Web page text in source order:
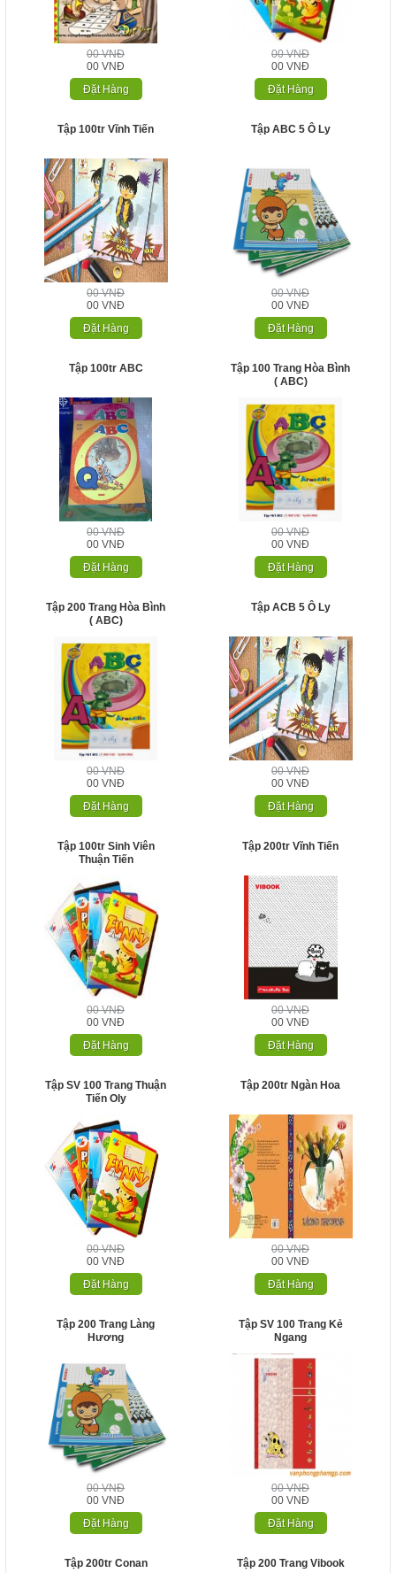
00 VNĐ
00 VNĐ
Đặt Hàng
00 VNĐ
00 VNĐ
Đặt Hàng
Tập 100tr Vĩnh Tiến
00 VNĐ
00 VNĐ
Đặt Hàng
Tập ABC 5 Ô Ly
00 VNĐ
00 VNĐ
Đặt Hàng
Tập 100tr ABC
00 VNĐ
00 VNĐ
Đặt Hàng
Tập 100 Trang Hòa Bình
( ABC)
00 VNĐ
00 VNĐ
Đặt Hàng
Tập 200 Trang Hòa Bình
( ABC)
00 VNĐ
00 VNĐ
Đặt Hàng
Tập ACB 5 Ô Ly
00 VNĐ
00 VNĐ
Đặt Hàng
Tập 100tr Sinh Viên
Thuận Tiến
00 VNĐ
00 VNĐ
Đặt Hàng
Tập 200tr Vĩnh Tiến
00 VNĐ
00 VNĐ
Đặt Hàng
Tập SV 100 Trang Thuận
Tiến Oly
00 VNĐ
00 VNĐ
Đặt Hàng
Tập 200tr Ngàn Hoa
00 VNĐ
00 VNĐ
Đặt Hàng
Tập 200 Trang Làng
Hương
00 VNĐ
00 VNĐ
Đặt Hàng
Tập SV 100 Trang Kẻ
Ngang
00 VNĐ
00 VNĐ
Đặt Hàng
Tập 200tr Conan Tập 200 Trang Vibook